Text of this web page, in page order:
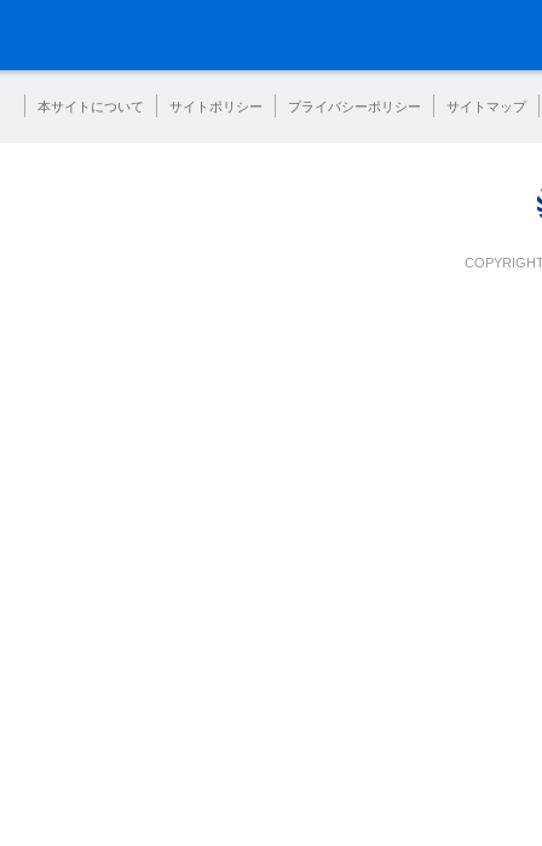
本サイトについて サイトポリシー プライバシーポリシー サイトマップ